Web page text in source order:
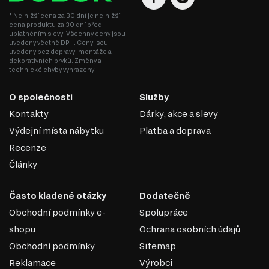
nábytkářském průmyslu. Vyrábí se z dřevěných vláken
lisováním pod vysokým tlakem a teplotou za přidání
speciálních pryskyřic. Díky svým vlastnostem se MDF
používá k výrobě korpusového nábytku, dvířek,
* Nejnižší cena za 30 dní je nejnižší
cena produktu za 30 dní před
uplatněním slevy. Všechny ceny jsou
uvedeny včetně DPH. Ceny jsou
uvedeny bez dopravy, montáže a
dekorativních prvků. Změny a
technické chyby vyhrazeny.
O společnosti
Kontakty
Výdejní místa nábytku
Recenze
Články
Služby
Dárky, akce a slevy
Platba a doprava
Často kladené otázky
Obchodní podmínky e-
shopu
Obchodní podmínky
Reklamace
Dodatečně
Spolupráce
Ochrana osobních údajů
Sitemap
Výrobci